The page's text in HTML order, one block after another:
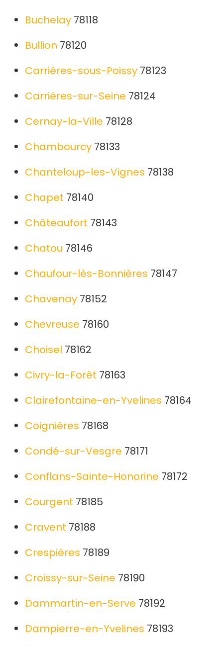
Buchelay 78118
Bullion 78120
Carrières-sous-Poissy 78123
Carrières-sur-Seine 78124
Cernay-la-Ville 78128
Chambourcy 78133
Chanteloup-les-Vignes 78138
Chapet 78140
Châteaufort 78143
Chatou 78146
Chaufour-lès-Bonnières 78147
Chavenay 78152
Chevreuse 78160
Choisel 78162
Civry-la-Forêt 78163
Clairefontaine-en-Yvelines 78164
Coignières 78168
Condé-sur-Vesgre 78171
Conflans-Sainte-Honorine 78172
Courgent 78185
Cravent 78188
Crespières 78189
Croissy-sur-Seine 78190
Dammartin-en-Serve 78192
Dampierre-en-Yvelines 78193